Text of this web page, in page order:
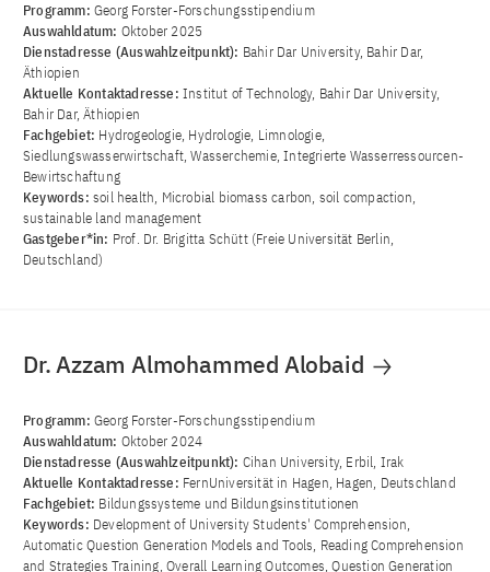
Programm: Georg Forster-Forschungsstipendium
Auswahldatum: Oktober 2025
Dienstadresse (Auswahlzeitpunkt): Bahir Dar University, Bahir Dar,
Äthiopien
Aktuelle Kontaktadresse: Institut of Technology, Bahir Dar University,
Bahir Dar, Äthiopien
Fachgebiet: Hydrogeologie, Hydrologie, Limnologie,
Siedlungswasserwirtschaft, Wasserchemie, Integrierte Wasserressourcen-
Bewirtschaftung
Keywords: soil health, Microbial biomass carbon, soil compaction,
sustainable land management
Gastgeber*in: Prof. Dr. Brigitta Schütt (Freie Universität Berlin,
Deutschland)
Dr. Azzam Almohammed Alobaid
Programm: Georg Forster-Forschungsstipendium
Auswahldatum: Oktober 2024
Dienstadresse (Auswahlzeitpunkt): Cihan University, Erbil, Irak
Aktuelle Kontaktadresse: FernUniversität in Hagen, Hagen, Deutschland
Fachgebiet: Bildungssysteme und Bildungsinstitutionen
Keywords: Development of University Students' Comprehension,
Automatic Question Generation Models and Tools, Reading Comprehension
and Strategies Training, Overall Learning Outcomes, Question Generation